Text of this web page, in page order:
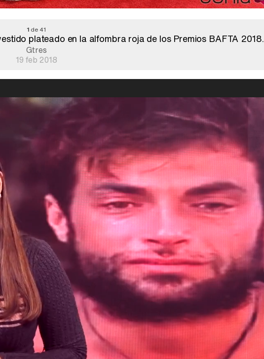
1 de 41
plateado en la alfombra roja de los Premios BAFTA 2018.
Gtres
19 feb 2018